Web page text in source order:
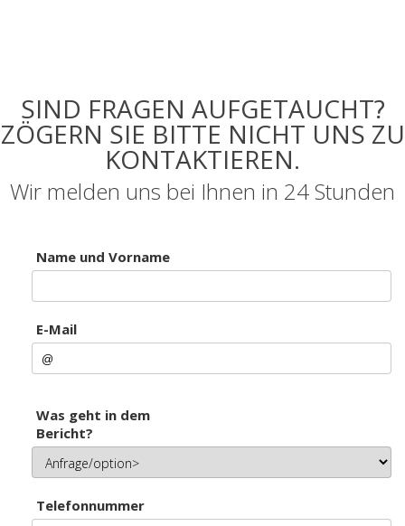
SIND FRAGEN AUFGETAUCHT?
ZÖGERN SIE BITTE NICHT UNS ZU
KONTAKTIEREN.
Wir melden uns bei Ihnen in 24 Stunden
Name und Vorname
E-Mail
Was geht in dem
Bericht?
Telefonnummer